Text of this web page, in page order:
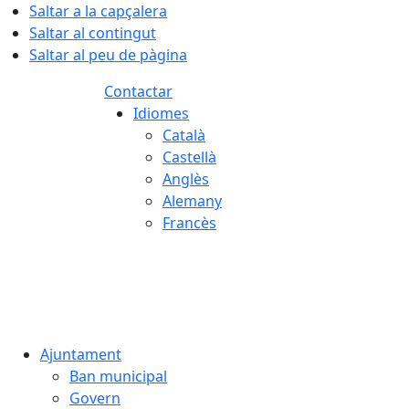
Saltar a la capçalera
Saltar al contingut
Saltar al peu de pàgina
Contactar
Idiomes
Català
Castellà
Anglès
Alemany
Francès
Ajuntament
Ban municipal
Govern